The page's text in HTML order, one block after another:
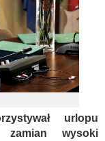
urlopu
zamian wysoki